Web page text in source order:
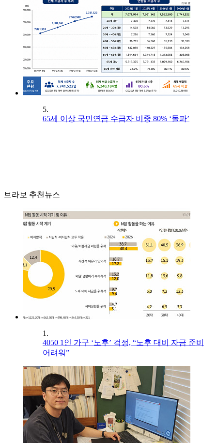
5.
65세 이상 국민연금 수급자 비중 80% ‘돌파’
브라보 추천뉴스
1.
4050 1인 가구 ‘노후’ 걱정, “노후 대비 자금 준비
어려워”